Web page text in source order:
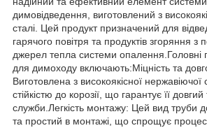
димовідведення, виготовлений з
сталі. Цей продукт призначений для
гарячого повітря та продуктів згоряння з
джерел тепла системи опалення.Головні
для димоходу включають:Міцність та
Виготовлена з високоякісної нержавіючої
стійкістю до корозії, що гарантує її довгий
служби.Легкість монтажу: Цей вид труби
та простий в монтажі, що спрощує процес